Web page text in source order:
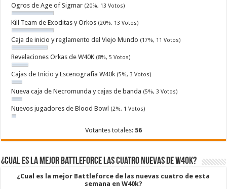
Ogros de Age of Sigmar (20%, 13 Votos)
Kill Team de Exoditas y Orkos (20%, 13 Votos)
Caja de inicio y reglamento del Viejo Mundo (17%, 11 Votos)
Revelaciones Orkas de W40K (8%, 5 Votos)
Cajas de Inicio y Escenografia W40k (5%, 3 Votos)
Nueva caja de Necromunda y cajas de banda (5%, 3 Votos)
Nuevos jugadores de Blood Bowl (2%, 1 Votos)
Votantes totales: 56
¿Cual es la mejor Battleforce las cuatro nuevas de W40k?
¿Cual es la mejor Battleforce de las nuevas cuatro de esta
semana en W40k?